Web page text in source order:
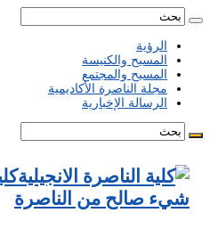
الرؤية
المسيح والكنيسة
المسيح والمجتمع
مجلة الناصرة الأكاديمية
الرسالة الإخبارية
شيء صالح من الناصرة